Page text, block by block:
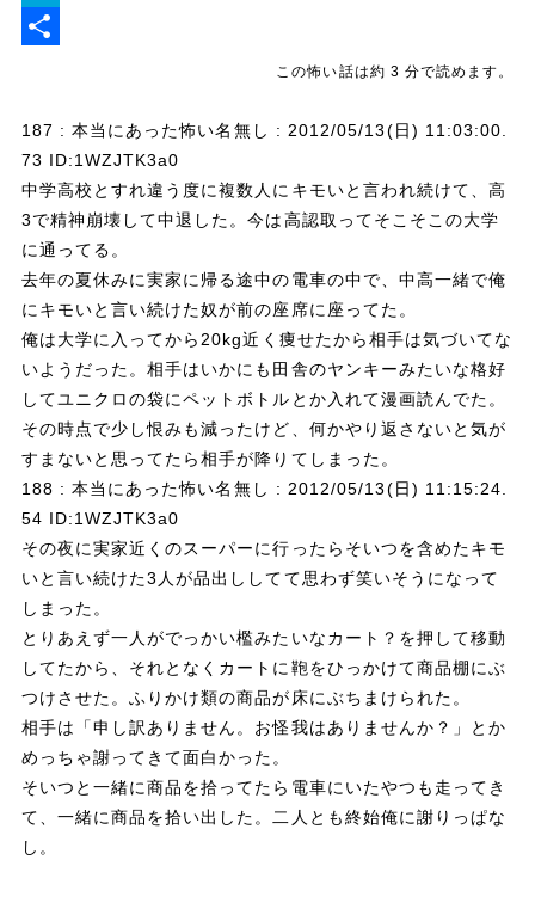
e
e
a
b
o
o
k
H
e
n
a
この怖い話は約 3 分で読めます。
187 : 本当にあった怖い名無し : 2012/05/13(日) 11:03:00.
73 ID:1WZJTK3a0
中学高校とすれ違う度に複数人にキモいと言われ続けて、高
3で精神崩壊して中退した。今は高認取ってそこそこの大学
に通ってる。
去年の夏休みに実家に帰る途中の電車の中で、中高一緒で俺
にキモいと言い続けた奴が前の座席に座ってた。
俺は大学に入ってから20kg近く痩せたから相手は気づいてな
いようだった。相手はいかにも田舎のヤンキーみたいな格好
してユニクロの袋にペットボトルとか入れて漫画読んでた。
その時点で少し恨みも減ったけど、何かやり返さないと気が
すまないと思ってたら相手が降りてしまった。
188 : 本当にあった怖い名無し : 2012/05/13(日) 11:15:24.
54 ID:1WZJTK3a0
その夜に実家近くのスーパーに行ったらそいつを含めたキモ
いと言い続けた3人が品出ししてて思わず笑いそうになって
しまった。
とりあえず一人がでっかい檻みたいなカート？を押して移動
してたから、それとなくカートに鞄をひっかけて商品棚にぶ
つけさせた。ふりかけ類の商品が床にぶちまけられた。
相手は「申し訳ありません。お怪我はありませんか？」とか
めっちゃ謝ってきて面白かった。
そいつと一緒に商品を拾ってたら電車にいたやつも走ってき
て、一緒に商品を拾い出した。二人とも終始俺に謝りっぱな
し。